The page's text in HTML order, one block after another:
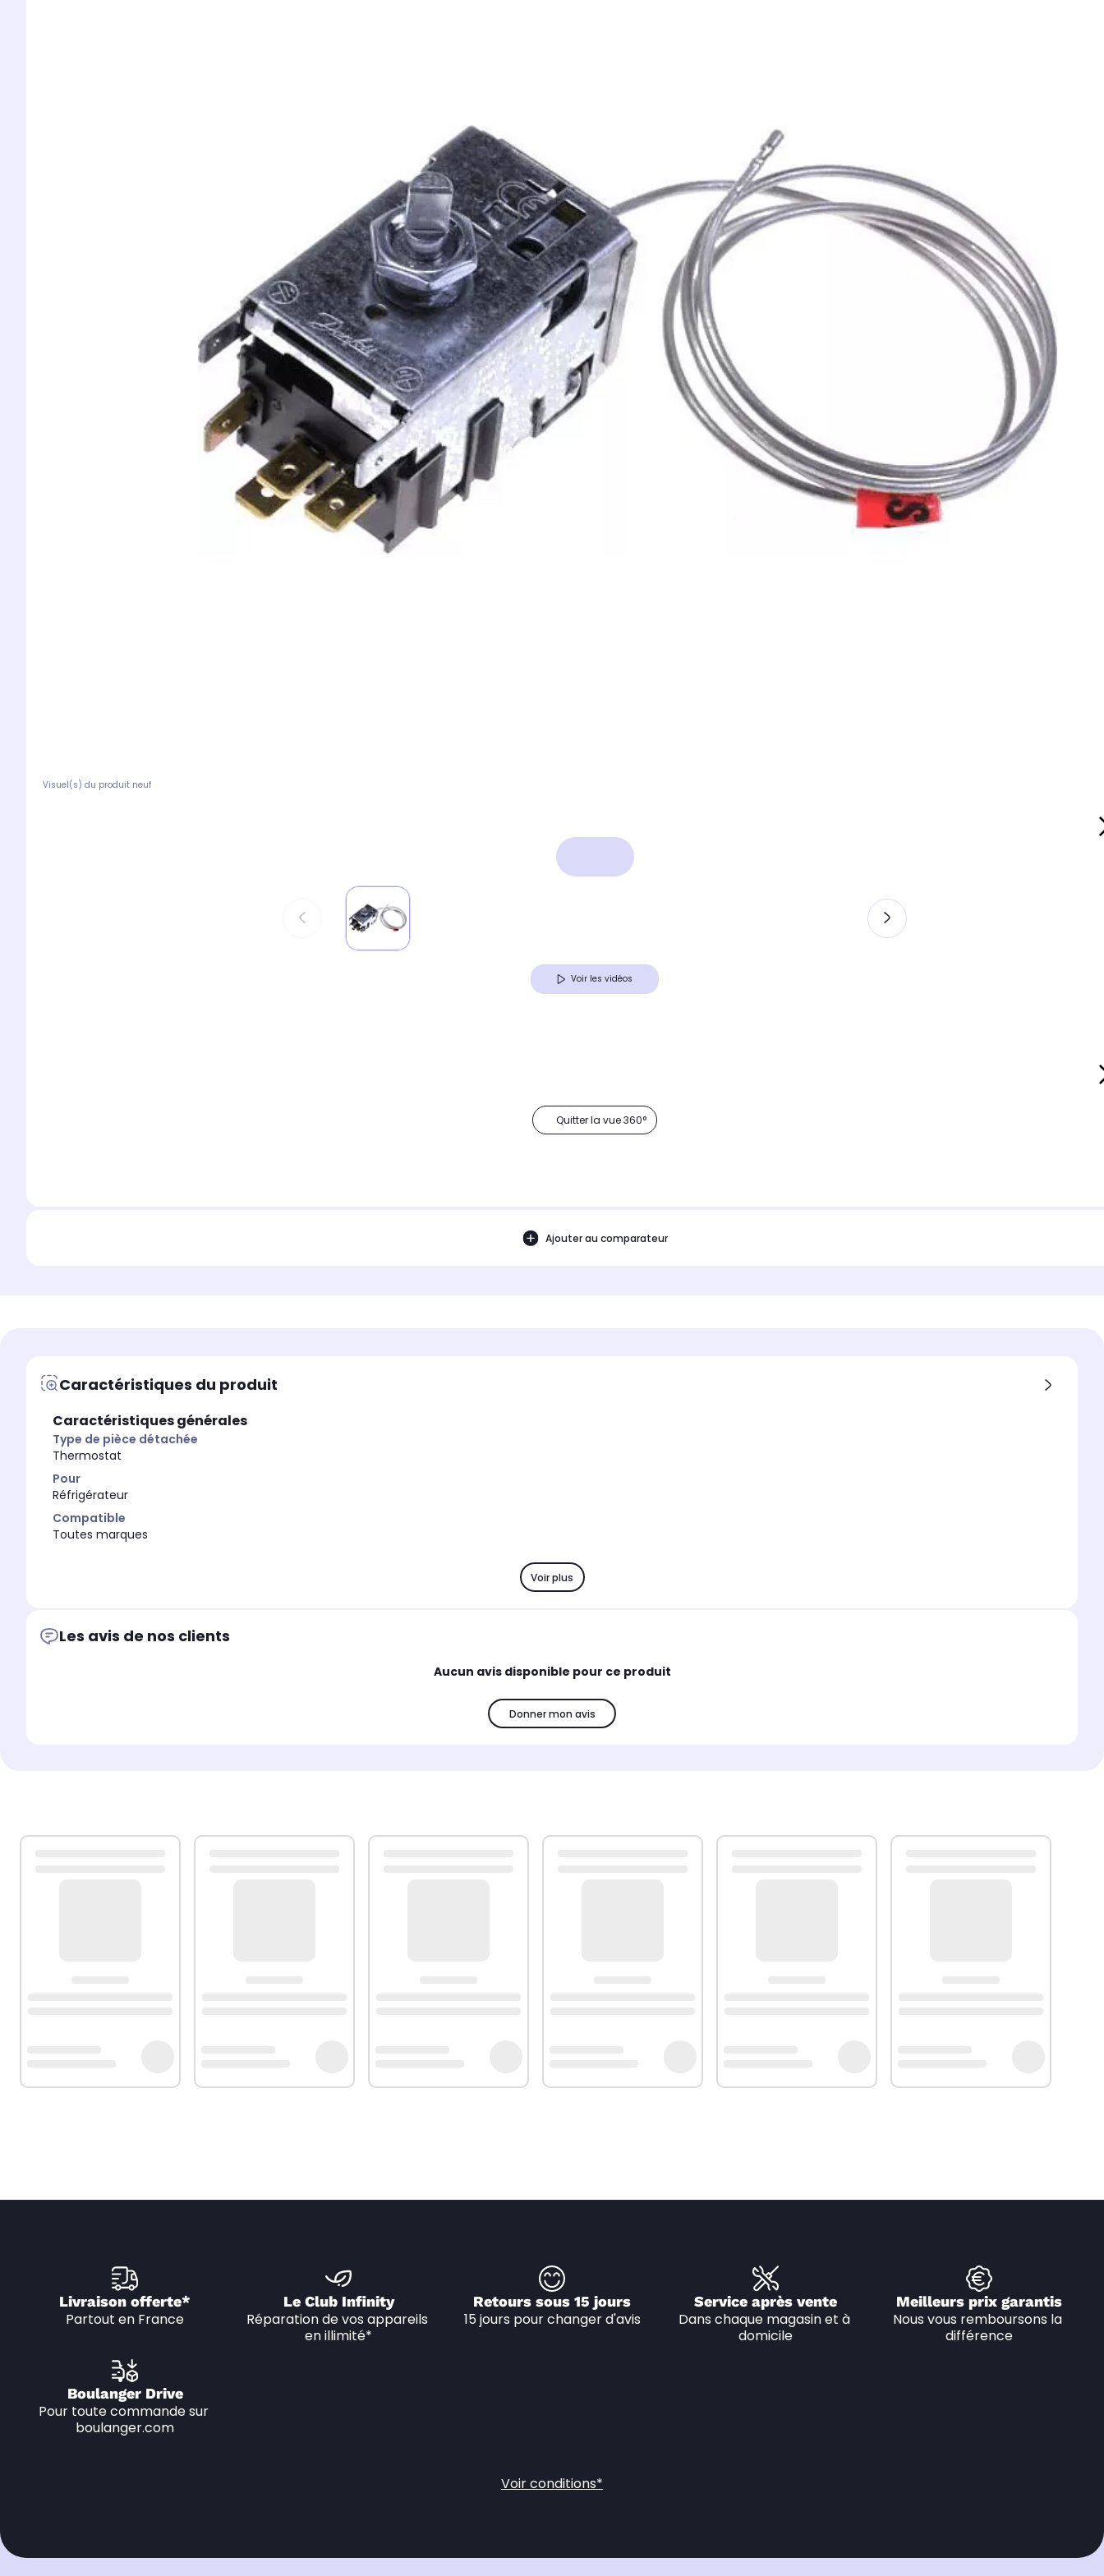
Visuel(s) du produit neuf
Voir les vidéos
Quitter la vue 360°
Ajouter au comparateur
Caractéristiques du produit
Caractéristiques générales
Type de pièce détachée
Thermostat
Pour
Réfrigérateur
Compatible
Toutes marques
Voir plus
Les avis de nos clients
Aucun avis disponible pour ce produit
Donner mon avis
Livraison offerte*
Partout en France
Le Club Infinity
Réparation de vos appareils
en illimité*
Retours sous 15 jours
15 jours pour changer d'avis
Service après vente
Dans chaque magasin et à
domicile
Meilleurs prix garantis
Nous vous remboursons la
différence
Boulanger Drive
Pour toute commande sur
boulanger.com
Voir conditions*